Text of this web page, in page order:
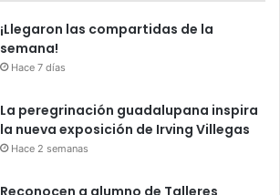
¡Llegaron las compartidas de la
semana!
Hace 7 días
La peregrinación guadalupana inspira
la nueva exposición de Irving Villegas
Hace 2 semanas
Reconocen a alumno de Talleres